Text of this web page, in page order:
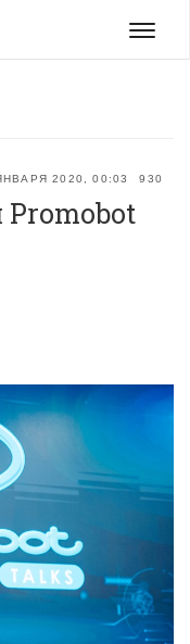
Меню
2020, 00:03 930
Promobot